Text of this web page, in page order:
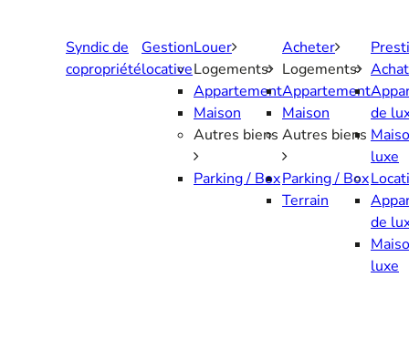
Syndic de
copropriété
Gestion
locative
Louer
Logements
Appartement
Maison
Autres biens
Parking / Box
Acheter
Logements
Appartement
Maison
Autres biens
Parking / Box
Terrain
Achat
de
luxe
de
luxe